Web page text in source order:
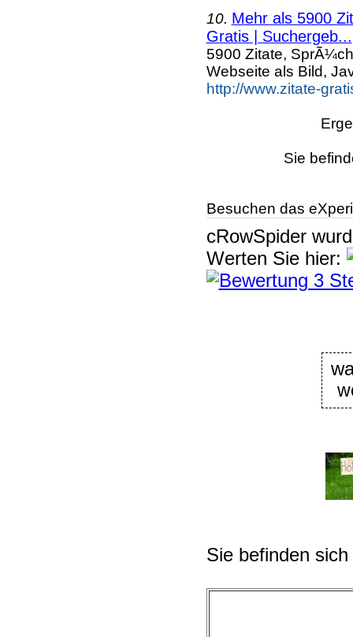
10. Mehr als 5900
Gratis | Suchergeb...
5900 Zitate,
Webseite als Bild,
http://www.zitate-
Sie
Besuchen das
cRowSpider
Werten Sie hier:
Sie befinden